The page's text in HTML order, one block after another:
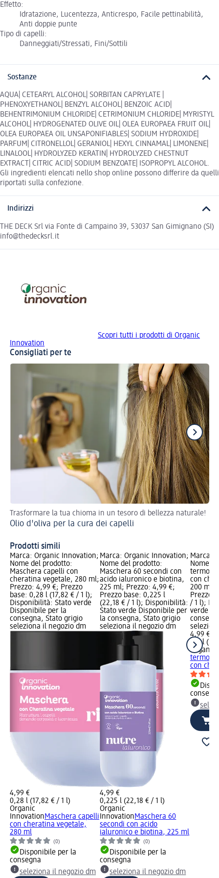
Effetto:
Idratazione, Lucentezza, Anticrespo, Facile pettinabilità,
Anti doppie punte
Tipo di capelli:
Danneggiati/Stressati, Fini/Sottili
Sostanze
AQUA| CETEARYL ALCOHOL| SORBITAN CAPRYLATE |
PHENOXYETHANOL| BENZYL ALCOHOL| BENZOIC ACID|
BEHENTRIMONIUM CHLORIDE| CETRIMONIUM CHLORIDE| MYRISTYL
ALCOHOL| HYDROGENATED OLIVE OIL| OLEA EUROPAEA FRUIT OIL|
OLEA EUROPAEA OIL UNSAPONIFIABLES| SODIUM HYDROXIDE|
PARFUM| CITRONELLOL| GERANIOL| HEXYL CINNAMAL| LIMONENE|
LINALOOL| HYDROLYZED KERATIN| HYDROLYZED CHESTNUT
EXTRACT| CITRIC ACID| SODIUM BENZOATE| ISOPROPYL ALCOHOL.
Gli ingredienti elencati nello shop online possono differire da quelli
riportati sulla confezione.
Indirizzi
THE DECK Srl via Fonte di Campaino 39, 53037 San Gimignano (SI)
info@thedecksrl.it
Scopri tutti i prodotti di Organic
Innovation
Consigliati per te
Trasformare la tua chioma in un tesoro di bellezza naturale!
Olio d'oliva per la cura dei capelli
Prodotti simili
Marca: Organic Innovation;
Nome del prodotto:
Maschera capelli con
cheratina vegetale, 280 ml;
Prezzo: 4,99 €; Prezzo
base: 0,28 l (17,82 € / 1 l);
Disponibilità: Stato verde
Disponibile per la
consegna, Stato grigio
seleziona il negozio dm
4,99 €
0,28 l (17,82 € / 1 l)
Organic
InnovationMaschera capelli
con cheratina vegetale,
280 ml
(0)
Disponibile per la
consegna
seleziona il negozio dm
Marca: Organic Innovation;
Nome del prodotto:
Maschera 60 secondi con
acido ialuronico e biotina,
225 ml; Prezzo: 4,99 €;
Prezzo base: 0,225 l
(22,18 € / 1 l); Disponibilità:
Stato verde Disponibile per
la consegna, Stato grigio
seleziona il negozio dm
4,99 €
0,225 l (22,18 € / 1 l)
Organic
InnovationMaschera 60
secondi con acido
ialuronico e biotina, 225 ml
(0)
Disponibile per la
consegna
seleziona il negozio dm
Marca:
Nome
termo
con
200 ml;
Prezzo
/ 1 l);
verde
4,99 €
0,2 l
Organic
termo
con